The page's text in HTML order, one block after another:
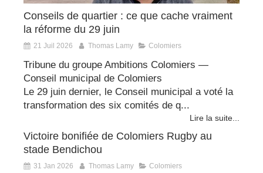
Conseils de quartier : ce que cache vraiment
la réforme du 29 juin
21 Juil 2026 Thomas Lamy Colomiers
Tribune du groupe Ambitions Colomiers —
Conseil municipal de Colomiers
Le 29 juin dernier, le Conseil municipal a voté la
transformation des six comités de q...
Lire la suite...
Victoire bonifiée de Colomiers Rugby au
stade Bendichou
31 Jan 2026 Thomas Lamy Colomiers